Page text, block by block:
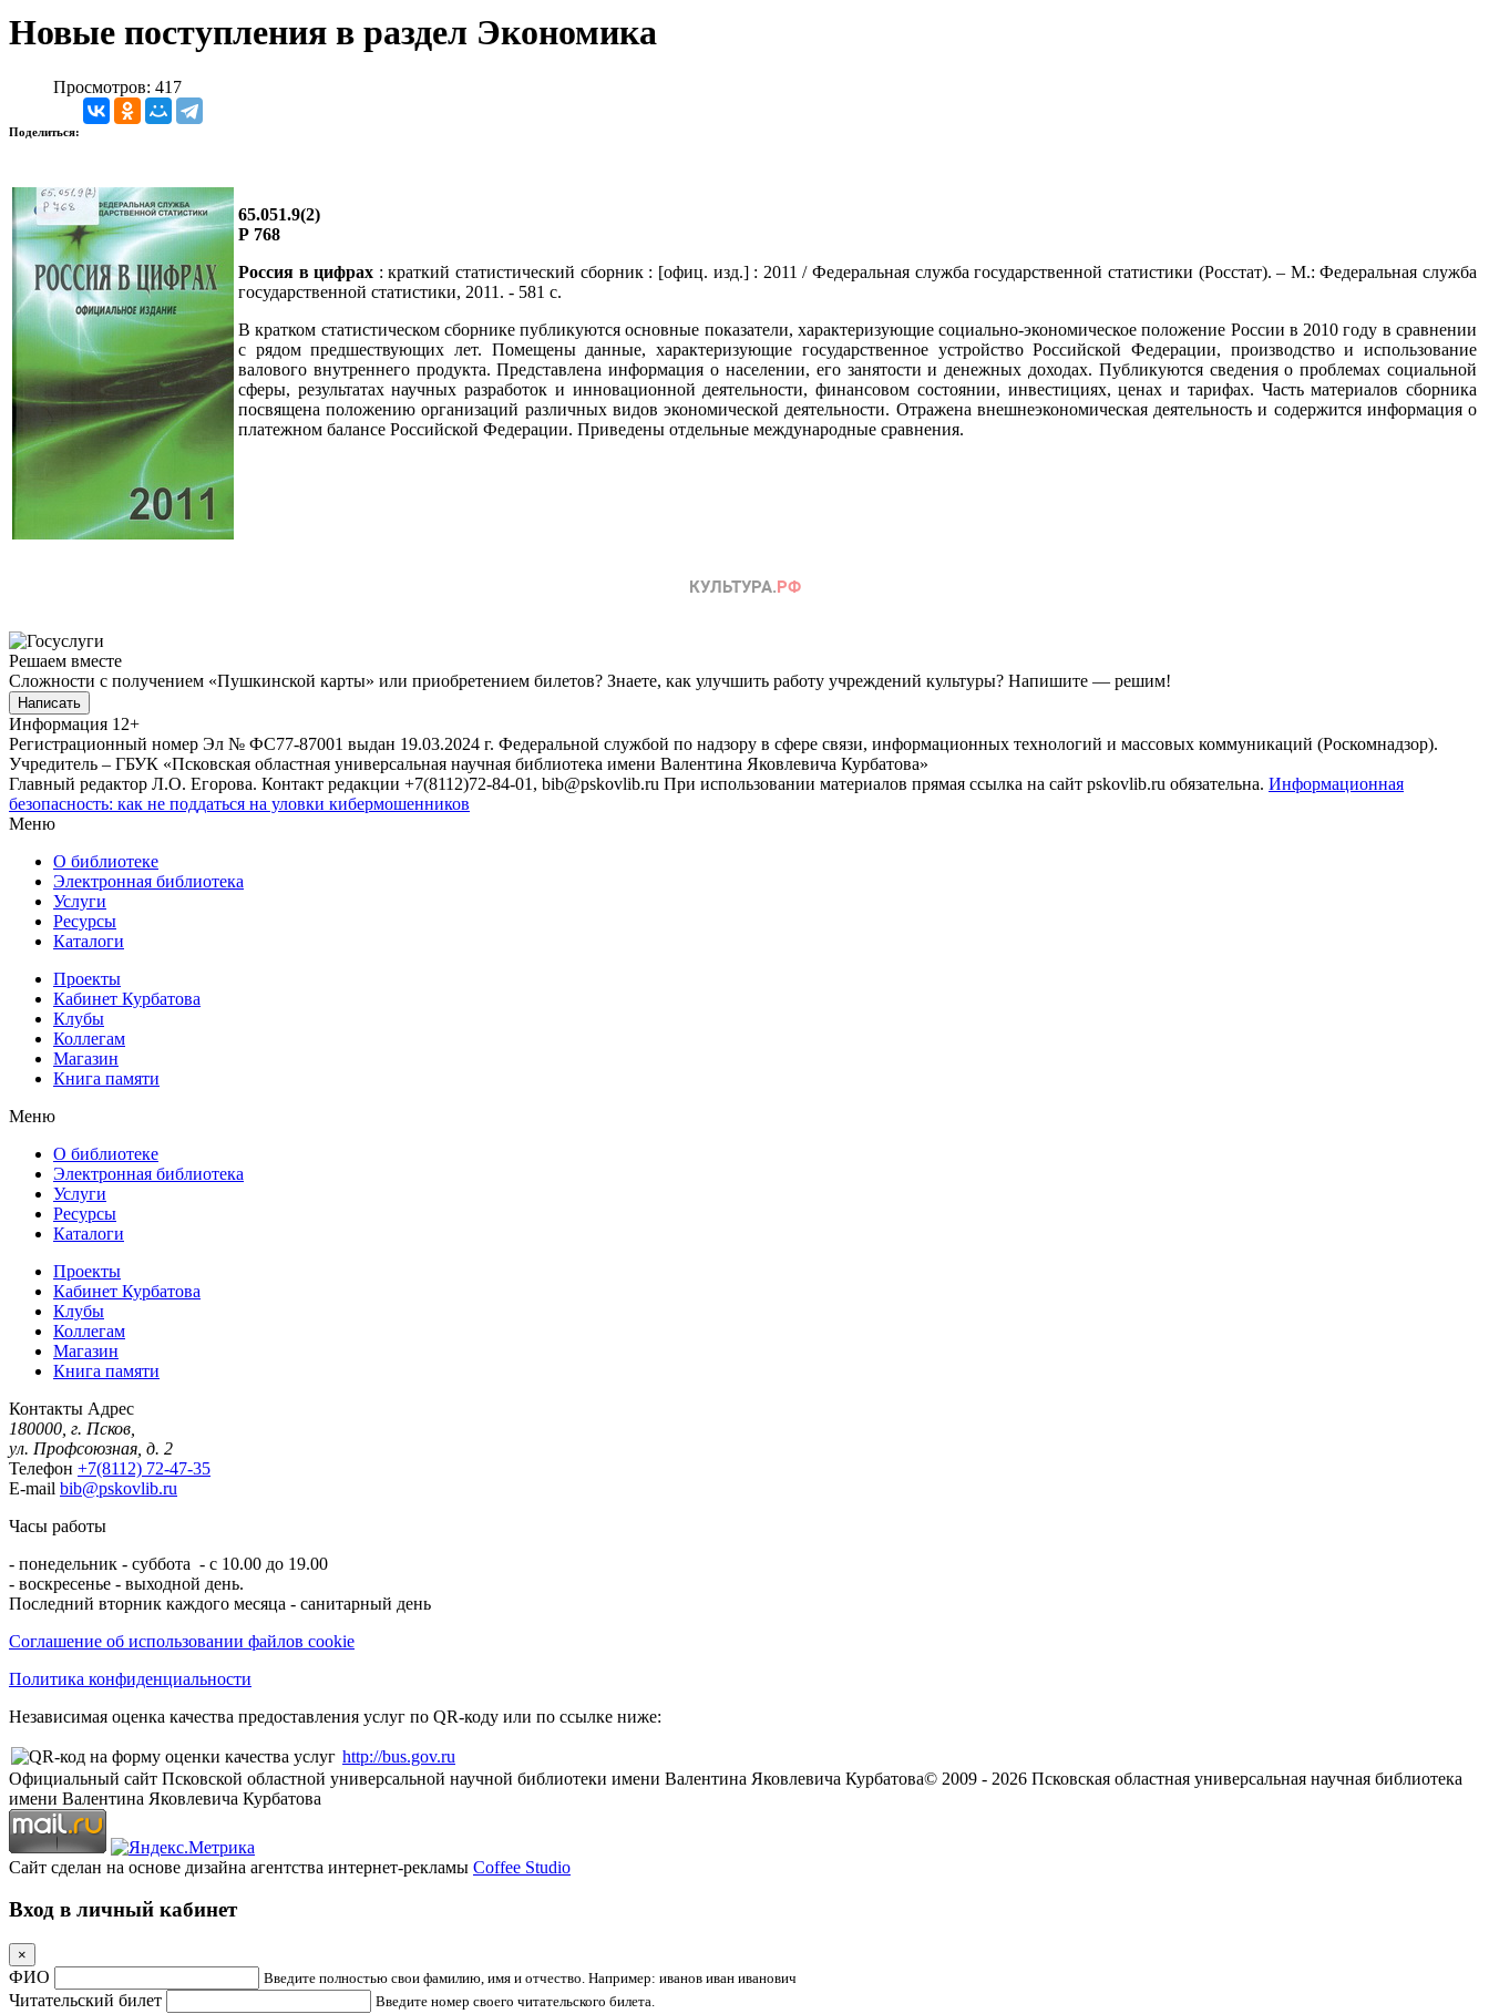
Новые поступления в раздел Экономика
Просмотров: 417
Поделиться:
65.051.9(2)
Р 768
Россия в цифрах : краткий статистический сборник : [офиц. изд.] : 2011 / Федеральная служба государственной статистики (Росстат). – М.: Федеральная служба
государственной статистики, 2011. - 581 с.
В кратком статистическом сборнике публикуются основные показатели, характеризующие социально-экономическое положение России в 2010 году в сравнении
с рядом предшествующих лет. Помещены данные, характеризующие государственное устройство Российской Федерации, производство и использование
валового внутреннего продукта. Представлена информация о населении, его занятости и денежных доходах. Публикуются сведения о проблемах социальной
сферы, результатах научных разработок и инновационной деятельности, финансовом состоянии, инвестициях, ценах и тарифах. Часть материалов сборника
посвящена положению организаций различных видов экономической деятельности. Отражена внешнеэкономическая деятельность и содержится информация о
платежном балансе Российской Федерации. Приведены отдельные международные сравнения.
Решаем вместе
Сложности с получением «Пушкинской карты» или приобретением билетов? Знаете, как улучшить работу учреждений культуры? Напишите — решим!
Написать
Информация 12+
Регистрационный номер Эл № ФС77-87001 выдан 19.03.2024 г. Федеральной службой по надзору в сфере связи, информационных технологий и массовых коммуникаций (Роскомнадзор).
Учредитель – ГБУК «Псковская областная универсальная научная библиотека имени Валентина Яковлевича Курбатова»
Главный редактор Л.О. Егорова. Контакт редакции +7(8112)72-84-01, bib@pskovlib.ru При использовании материалов прямая ссылка на сайт pskovlib.ru обязательна. Информационная
безопасность: как не поддаться на уловки кибермошенников
Меню
О библиотеке
Электронная библиотека
Услуги
Ресурсы
Каталоги
Проекты
Кабинет Курбатова
Клубы
Коллегам
Магазин
Книга памяти
Меню
О библиотеке
Электронная библиотека
Услуги
Ресурсы
Каталоги
Проекты
Кабинет Курбатова
Клубы
Коллегам
Магазин
Книга памяти
Контакты Адрес
180000, г. Псков,
ул. Профсоюзная, д. 2
Телефон +7(8112) 72-47-35
E-mail bib@pskovlib.ru
Часы работы
- понедельник - суббота - с 10.00 до 19.00
- воскресенье - выходной день.
Последний вторник каждого месяца - санитарный день
Соглашение об использовании файлов cookie
Политика конфиденциальности
Независимая оценка качества предоставления услуг по QR-коду или по ссылке ниже:
http://bus.gov.ru
Официальный сайт Псковской областной универсальной научной библиотеки имени Валентина Яковлевича Курбатова© 2009 - 2026 Псковская областная универсальная научная библиотека
имени Валентина Яковлевича Курбатова
Сайт сделан на основе дизайна агентства интернет-рекламы Coffee Studio
Вход в личный кабинет
×
ФИО Введите полностью свои фамилию, имя и отчество. Например: иванов иван иванович
Читательский билет Введите номер своего читательского билета.